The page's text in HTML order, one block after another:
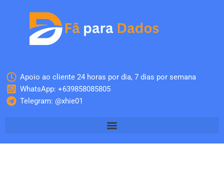
Apoio ao cliente 24 horas por dia, 7 dias por semana
WhatsApp: +639858085805
Telegram: @xhie01